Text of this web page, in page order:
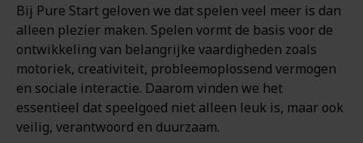
Bij Pure Start geloven we dat spelen veel meer is dan
alleen plezier maken. Spelen vormt de basis voor de
ontwikkeling van belangrijke vaardigheden zoals
motoriek, creativiteit, probleemoplossend vermogen
en sociale interactie. Daarom vinden we het
essentieel dat speelgoed niet alleen leuk is, maar ook
veilig, verantwoord en duurzaam.